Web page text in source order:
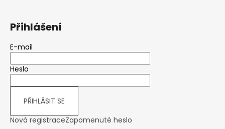
Přihlášení
E-mail
Heslo
PŘIHLÁSIT SE
Nová registraceZapomenuté heslo